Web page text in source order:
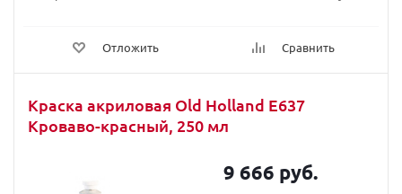
Отложить Сравнить
Краска акриловая Old Holland E637
Кроваво-красный, 250 мл
9 666 руб.